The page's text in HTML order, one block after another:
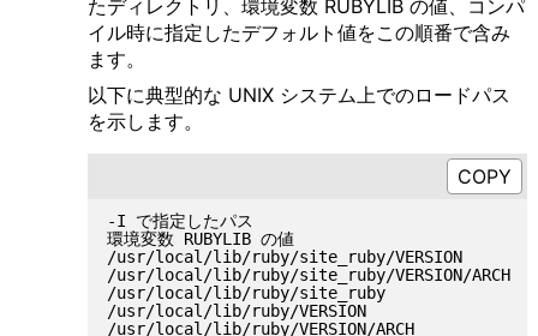
たディレクトリ、環境変数 RUBYLIB の値、コンパ
イル時に指定したデフォルト値をこの順番で含み
ます。
以下に典型的な UNIX システム上でのロードパス
を示します。
-I で指定したパス
環境変数 RUBYLIB の値
/usr/local/lib/ruby/site_ruby/VERSION        サイ
/usr/local/lib/ruby/site_ruby/VERSION/ARCH   サ
/usr/local/lib/ruby/site_ruby                サイ
/usr/local/lib/ruby/VERSION                  標